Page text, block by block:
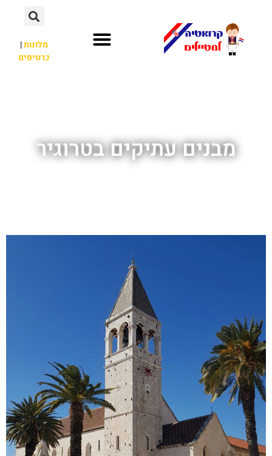
מלונות|
כרטיסים
מבנים עתיקים בטרוגיר